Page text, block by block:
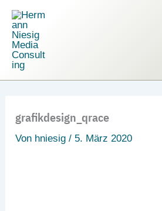
Zum
Inhalt
springen
grafikdesign_qrace
Von hniesig/ 5. März 2020